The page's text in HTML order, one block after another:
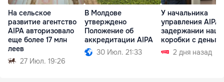
На сельское
развитие агентство
AIPA авторизовало
еще более 17 млн
леев
27 Июл. 19:26
В Молдове
утверждено
Положение об
аккредитации AIPA
30 Июл. 21:33
У начальника
управления AIPA
задержании
коробки с
2 дня назад